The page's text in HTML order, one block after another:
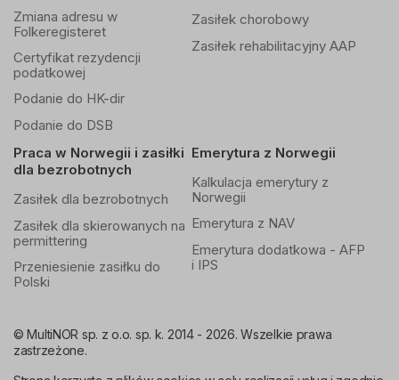
Zmiana adresu w
Folkeregisteret
Certyfikat rezydencji
podatkowej
Podanie do HK-dir
Podanie do DSB
Zasiłek chorobowy
Zasiłek rehabilitacyjny AAP
Praca w Norwegii i zasiłki
dla bezrobotnych
Zasiłek dla bezrobotnych
Zasiłek dla skierowanych na
permittering
Przeniesienie zasiłku do
Polski
Emerytura z Norwegii
Kalkulacja emerytury z
Norwegii
Emerytura z NAV
Emerytura dodatkowa - AFP
i IPS
© MultiNOR sp. z o.o. sp. k. 2014 - 2026. Wszelkie prawa
zastrzeżone.